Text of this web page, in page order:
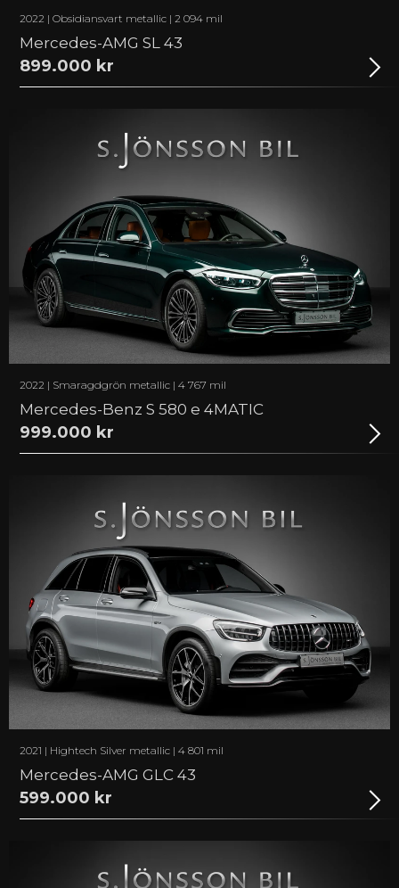
2022 | Obsidiansvart metallic | 2 094 mil
Mercedes-AMG SL 43
899.000 kr
2022 | Smaragdgrön metallic | 4 767 mil
Mercedes-Benz S 580 e 4MATIC
999.000 kr
2021 | Hightech Silver metallic | 4 801 mil
Mercedes-AMG GLC 43
599.000 kr